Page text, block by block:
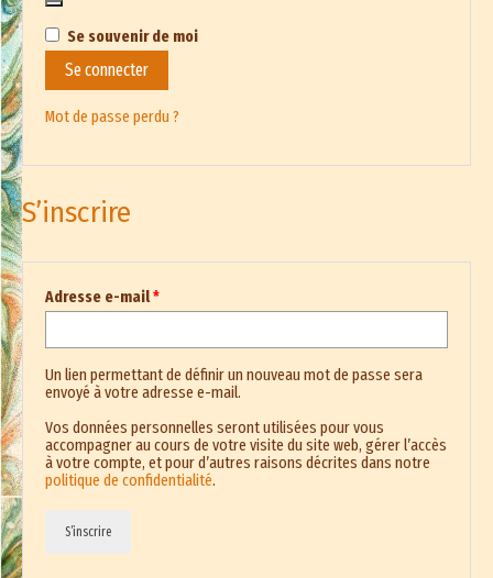
Se souvenir de moi
Se connecter
Mot de passe perdu ?
S’inscrire
Adresse e-mail*Obligatoire
Un lien permettant de définir un nouveau mot de passe sera
envoyé à votre adresse e-mail.
Vos données personnelles seront utilisées pour vous
accompagner au cours de votre visite du site web, gérer l’accès
à votre compte, et pour d’autres raisons décrites dans notre
politique de confidentialité.
S’inscrire